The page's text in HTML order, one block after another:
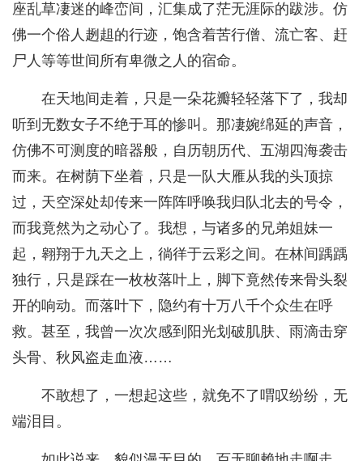
座乱草凄迷的峰峦间，汇集成了茫无涯际的跋涉。仿
佛一个俗人趔趄的行迹，饱含着苦行僧、流亡客、赶
尸人等等世间所有卑微之人的宿命。
在天地间走着，只是一朵花瓣轻轻落下了，我却
听到无数女子不绝于耳的惨叫。那凄婉绵延的声音，
仿佛不可测度的暗器般，自历朝历代、五湖四海袭击
而来。在树荫下坐着，只是一队大雁从我的头顶掠
过，天空深处却传来一阵阵呼唤我归队北去的号令，
而我竟然为之动心了。我想，与诸多的兄弟姐妹一
起，翱翔于九天之上，徜徉于云彩之间。在林间踽踽
独行，只是踩在一枚枚落叶上，脚下竟然传来骨头裂
开的响动。而落叶下，隐约有十万八千个众生在呼
救。甚至，我曾一次次感到阳光划破肌肤、雨滴击穿
头骨、秋风盗走血液……
不敢想了，一想起这些，就免不了喟叹纷纷，无
端泪目。